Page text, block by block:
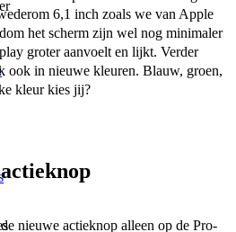
6,1 inch zoals we van Apple
het scherm zijn wel nog minimaler
groter aanvoelt en lijkt. Verder
ook in nieuwe kleuren. Blauw, groen,
kleur kies jij?
nieuwe actieknop alleen op de Pro-